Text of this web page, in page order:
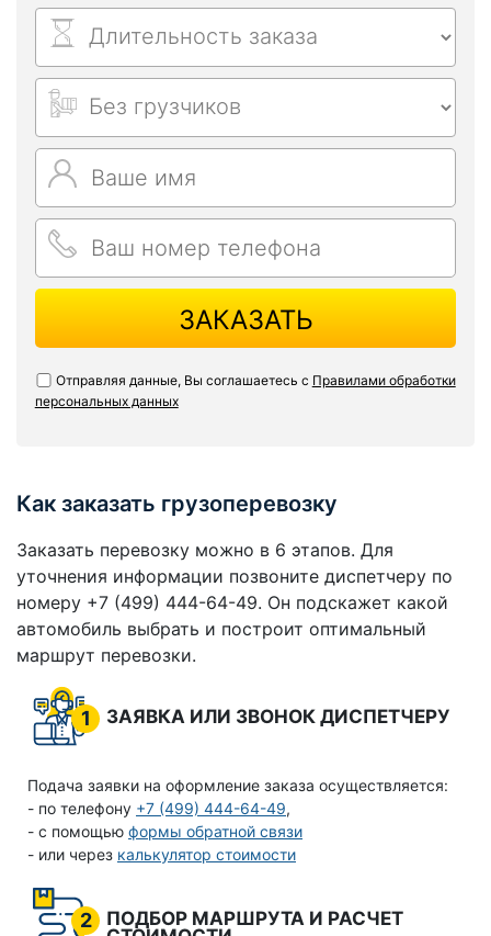
ЗАКАЗАТЬ
Отправляя данные, Вы соглашаетесь с Правилами обработки
персональных данных
Как заказать грузоперевозку
Заказать перевозку можно в 6 этапов. Для
уточнения информации позвоните диспетчеру по
номеру +7 (499) 444-64-49. Он подскажет какой
автомобиль выбрать и построит оптимальный
маршрут перевозки.
1 ЗАЯВКА ИЛИ ЗВОНОК ДИСПЕТЧЕРУ
Подача заявки на оформление заказа осуществляется:
- по телефону +7 (499) 444-64-49,
- с помощью формы обратной связи
- или через калькулятор стоимости
2
ПОДБОР МАРШРУТА И РАСЧЕТ